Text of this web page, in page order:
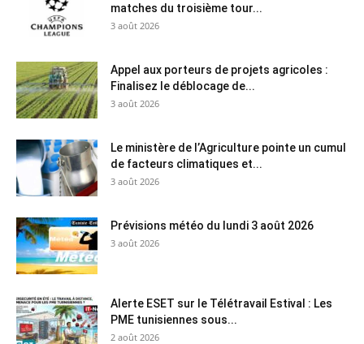
matches du troisième tour...
3 août 2026
Appel aux porteurs de projets agricoles :
Finalisez le déblocage de...
3 août 2026
Le ministère de l’Agriculture pointe un cumul
de facteurs climatiques et...
3 août 2026
Prévisions météo du lundi 3 août 2026
3 août 2026
Alerte ESET sur le Télétravail Estival : Les
PME tunisiennes sous...
2 août 2026